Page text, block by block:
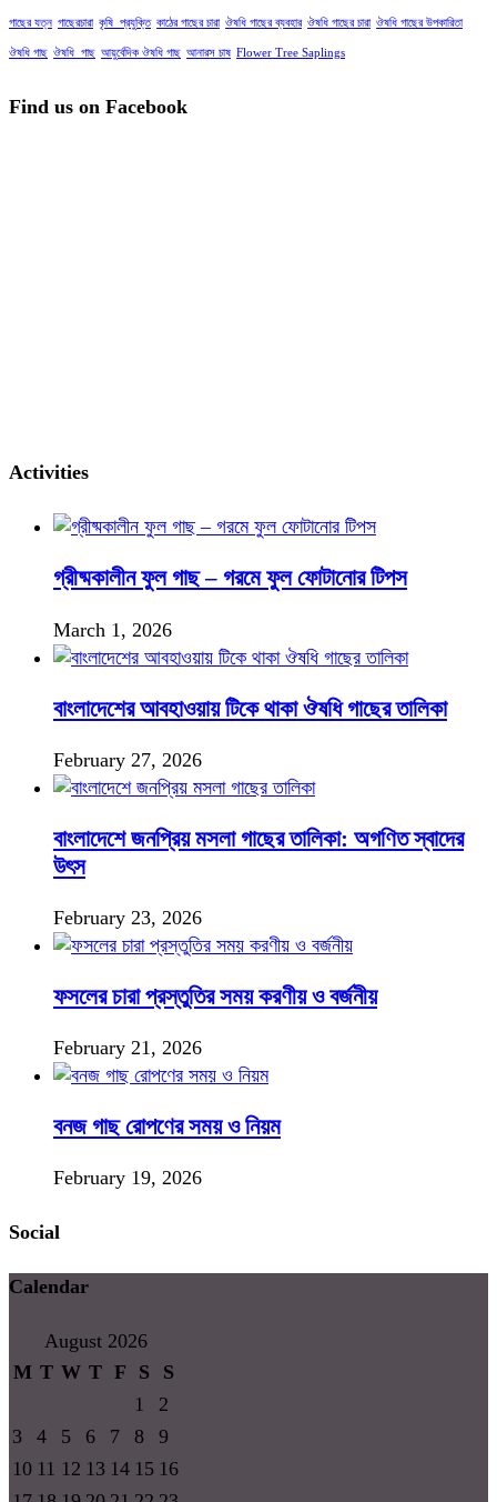
গাছের যত্ন গাছেরচারা কৃষি_প্রযুক্তি কাঠের গাছের চারা ঔষধি গাছের ব্যবহার ঔষধি গাছের চারা ঔষধি গাছের উপকারিতা
ঔষধি গাছ ঔষধি_গাছ আয়ুর্বেদিক ঔষধি গাছ আনারস চাষ Flower Tree Saplings
Find us on Facebook
Activities
গ্রীষ্মকালীন ফুল গাছ – গরমে ফুল ফোটানোর টিপস
March 1, 2026
বাংলাদেশের আবহাওয়ায় টিকে থাকা ঔষধি গাছের তালিকা
February 27, 2026
বাংলাদেশে জনপ্রিয় মসলা গাছের তালিকা: অগণিত স্বাদের
উৎস
February 23, 2026
ফসলের চারা প্রস্তুতির সময় করণীয় ও বর্জনীয়
February 21, 2026
বনজ গাছ রোপণের সময় ও নিয়ম
February 19, 2026
Social
Calendar
August 2026
M T W T F S
S
1
2
3
4 5 6 7 8
9
10 11 12 13 14 15 16